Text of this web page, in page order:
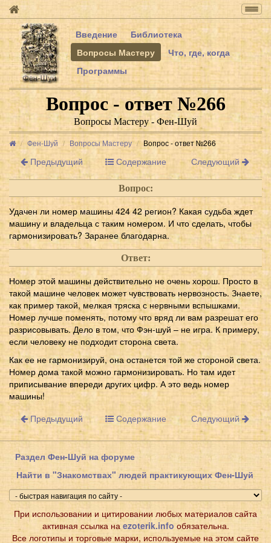
Введение
Библиотека
Вопросы Мастеру
Что, где, когда
Программы
Вопрос - ответ №266
Вопросы Мастеру - Фен-Шуй
Фен-Шуй Вопросы Мастеру Вопрос - ответ №266
Предыдущий Содержание Следующий
Вопрос:
Удачен ли номер машины 424 42 регион? Какая судьба ждет
машину и владельца с таким номером. И что сделать, чтобы
гармонизировать? Заранее благодарна.
Ответ:
Номер этой машины действительно не очень хорош. Просто в
такой машине человек может чувствовать нервозность. Знаете,
как пример такой, мелкая тряска с нервными вспышками.
Номер лучше поменять, потому что вряд ли вам разрешат его
разрисовывать. Дело в том, что Фэн-шуй – не игра. К примеру,
если человеку не подходит сторона света.
Как ее не гармонизируй, она останется той же стороной света.
Номер дома такой можно гармонизировать. Но там идет
приписывание впереди других цифр. А это ведь номер
машины!
Предыдущий
Содержание Следующий
Раздел Фен-Шуй на форуме
Найти в "Знакомствах" людей практикующих Фен-Шуй
При использовании и цитировании любых материалов сайта
активная ссылка на ezoterik.info обязательна.
Все логотипы и торговые марки, используемые на этом сайте